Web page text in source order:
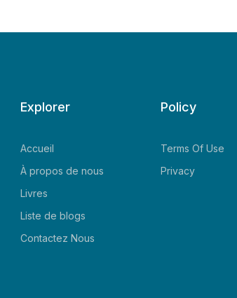
Explorer
Accueil
À propos de nous
Livres
Liste de blogs
Contactez Nous
Policy
Terms Of Use
Privacy